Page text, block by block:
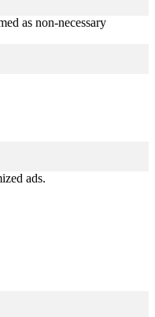
as non-necessary
ads.